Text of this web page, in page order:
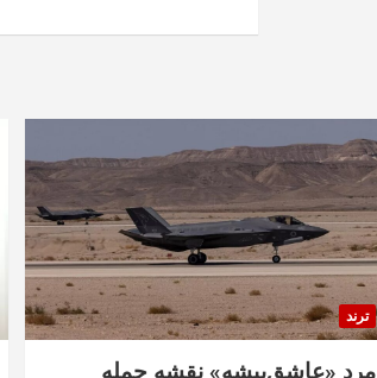
ترند
مرد «عاشق‌پیشه» نقشه حمله